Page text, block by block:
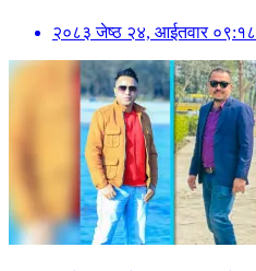
२०८३ जेष्ठ २४, आईतवार ०९:१८